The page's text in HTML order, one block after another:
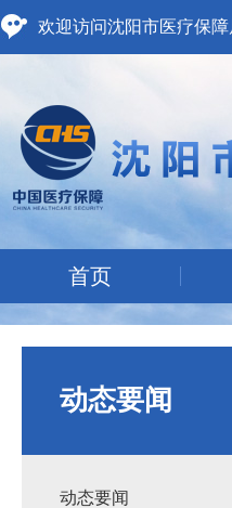
欢迎访问沈阳市医疗保
首页
动态要闻
动态要闻